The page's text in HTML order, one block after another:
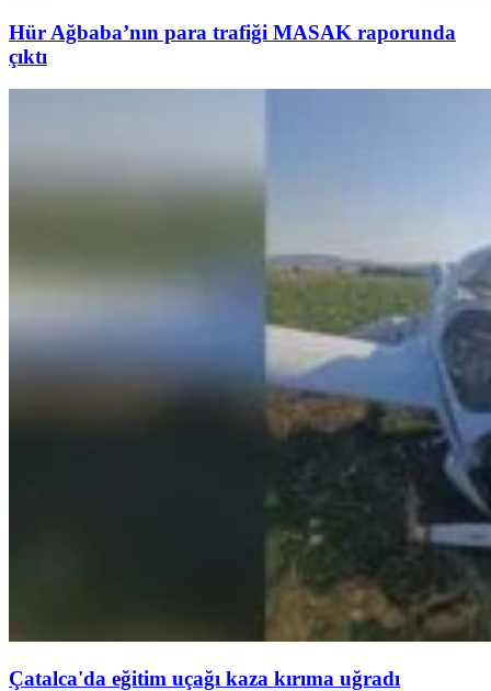
Hür Ağbaba’nın para trafiği MASAK raporunda
çıktı
Çatalca'da eğitim uçağı kaza kırıma uğradı